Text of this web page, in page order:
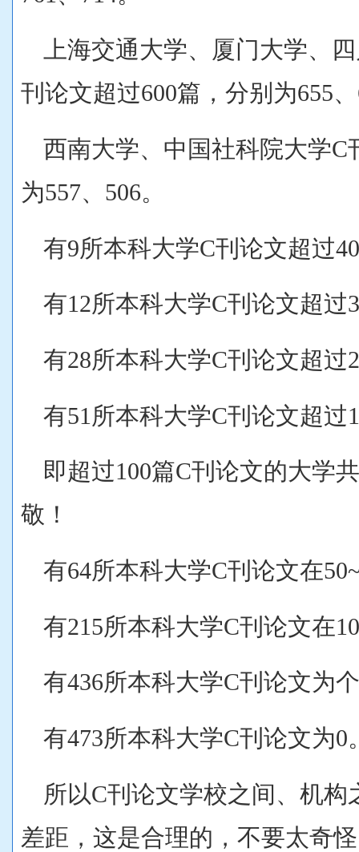
上海交通大学、厦门大学、
刊论文超过600篇，分别为655
西南大学、中国社科院大学C
为557、506。
有9所本科大学C刊论文超过
有12所本科大学C刊论文超过
有28所本科大学C刊论文超过
有51所本科大学C刊论文超过
即超过100篇C刊论文的大学
敬！
有64所本科大学C刊论文在
有215所本科大学C刊论文在
有436所本科大学C刊论文为
有473所本科大学C刊论文为0
所以C刊论文学校之间、机
差距，这是合理的，不要太奇